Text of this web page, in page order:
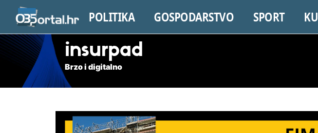
POLITIKA GOSPODARSTVO SPORT
insurpad
Brzo i digitalno